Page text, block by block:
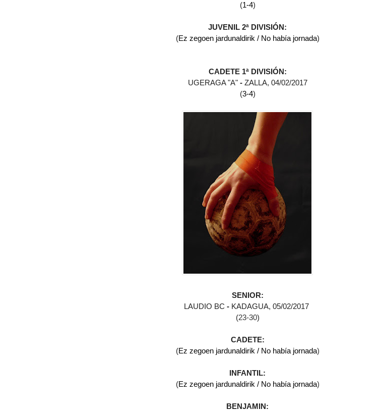
(1-4)
JUVENIL 2ª DIVISIÓN:
(Ez zegoen jardunaldirik / No había jornada)
CADETE 1ª DIVISIÓN:
UGERAGA "A" - ZALLA, 04/02/2017
(3-4)
SENIOR:
LAUDIO BC - KADAGUA, 05/02/2017
(23-30)
CADETE:
(Ez zegoen jardunaldirik / No había jornada)
INFANTIL:
(Ez zegoen jardunaldirik / No había jornada)
BENJAMIN: